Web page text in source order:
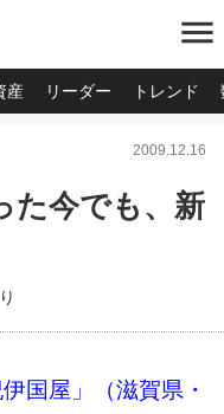
menu
産 リーダー トレンド
2009.12.16
た今でも、新
国屋」（滋賀県・